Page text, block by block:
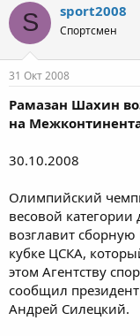
S sport2008
Спортсмен
31 Окт 2008
Рамазан Шахин
на
30.10.2008
Олимпийский
весовой
возглавит
кубке ЦСКА,
этом Агентству
сообщил
Андрей Силецкий.